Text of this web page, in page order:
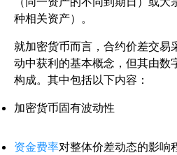
种相关资产）。
就加密货币而言，合约价差交易
动中获利的基本概念，但其由数
构成。其中包括以下内容：
加密货币固有波动性
资金费率对整体价差动态的影响